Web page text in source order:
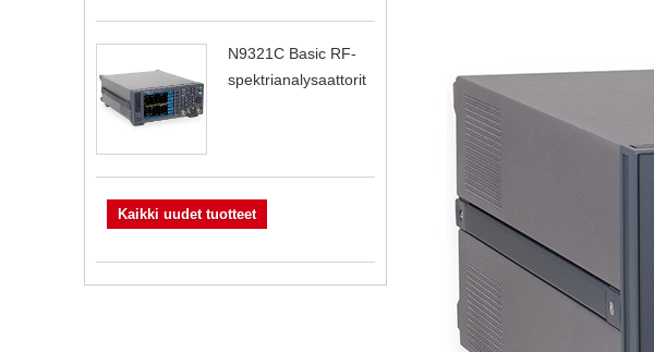
N9321C Basic RF-
spektrianalysaattorit
Kaikki uudet tuotteet